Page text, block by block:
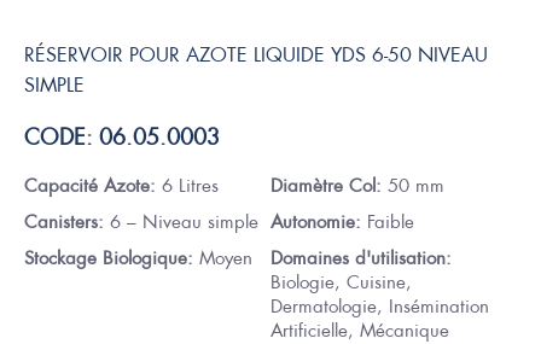
RÉSERVOIR POUR AZOTE LIQUIDE YDS 6-50 NIVEAU
SIMPLE
CODE: 06.05.0003
Capacité Azote: 6 Litres Diamètre Col: 50 mm
Canisters: 6 – Niveau simple Autonomie: Faible
Stockage Biologique: Moyen
Domaines d'utilisation:
Biologie, Cuisine,
Dermatologie, Insémination
Artificielle, Mécanique